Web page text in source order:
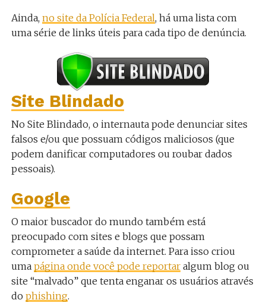
Ainda, no site da Polícia Federal, há uma lista com
uma série de links úteis para cada tipo de denúncia.
Site Blindado
No Site Blindado, o internauta pode denunciar sites
falsos e/ou que possuam códigos maliciosos (que
podem danificar computadores ou roubar dados
pessoais).
Google
O maior buscador do mundo também está
preocupado com sites e blogs que possam
comprometer a saúde da internet. Para isso criou
uma página onde você pode reportaralgum blog ou
site “malvado” que tenta enganar os usuários através
do phishing.